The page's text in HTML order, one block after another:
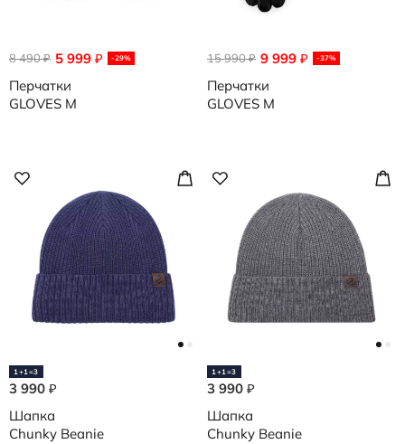
5 999 ₽ -29%
8 490₽
Перчатки
GLOVES M
9 999 ₽ -37%
15 990₽
Перчатки
GLOVES M
1+1=3
3 990 ₽
Шапка
Chunky Beanie
1+1=3
3 990 ₽
Шапка
Chunky Beanie